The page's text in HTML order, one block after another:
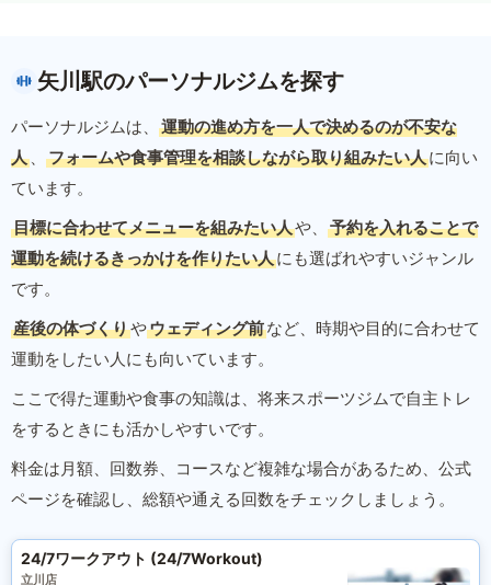
矢川駅のパーソナルジムを探す
パーソナルジムは、
運動の進め方を一人で決めるのが不安な
人 、 フォームや食事管理を相談しながら取り組みたい人に向い
ています。
目標に合わせてメニューを組みたい人や、
予約を入れることで
運動を続けるきっかけを作りたい人にも選ばれやすいジャンル
です。
産後の体づくりやウェディング前など、時期や目的に合わせて
運動をしたい人にも向いています。
ここで得た運動や食事の知識は、将来スポーツジムで自主トレ
をするときにも活かしやすいです。
料金は月額、回数券、コースなど複雑な場合があるため、公式
ページを確認し、総額や通える回数をチェックしましょう。
24/7ワークアウト (24/7Workout)
立川店